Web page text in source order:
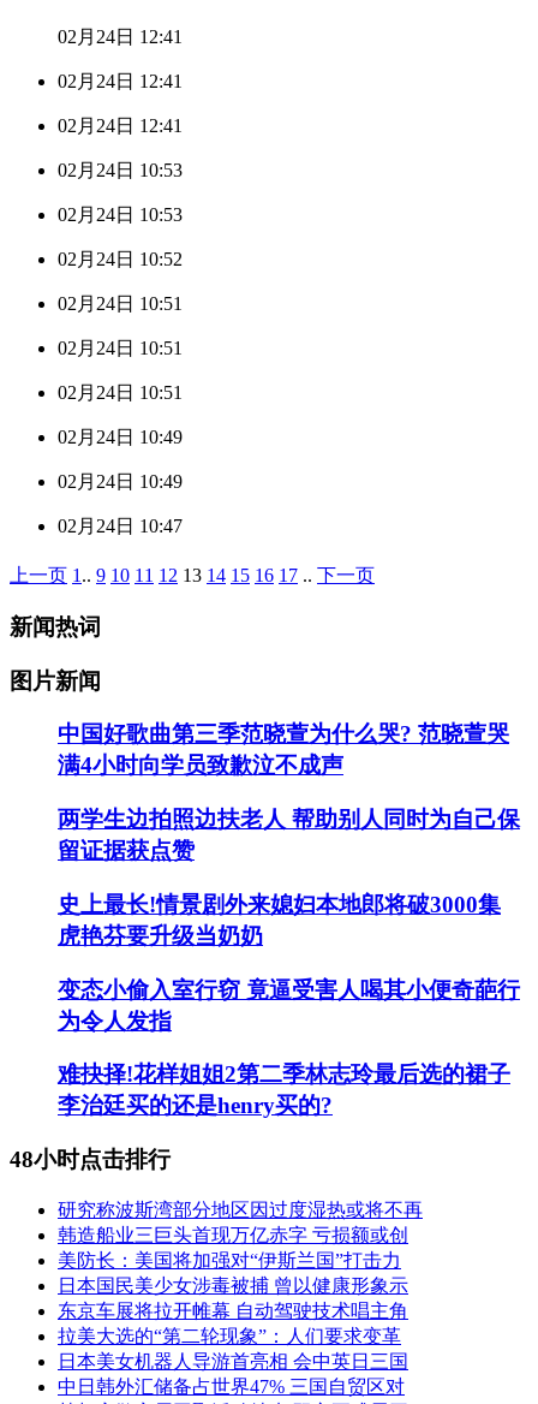
02月24日 12:41
02月24日 12:41
02月24日 12:41
02月24日 10:53
02月24日 10:53
02月24日 10:52
02月24日 10:51
02月24日 10:51
02月24日 10:51
02月24日 10:49
02月24日 10:49
02月24日 10:47
上一页 1 .. 9 10 11 12 13 14 15 16 17 .. 下一页
新闻热词
图片新闻
中国好歌曲第三季范晓萱为什么哭? 范晓萱哭
满4小时向学员致歉泣不成声
两学生边拍照边扶老人 帮助别人同时为自己保
留证据获点赞
史上最长!情景剧外来媳妇本地郎将破3000集
虎艳芬要升级当奶奶
变态小偷入室行窃 竟逼受害人喝其小便奇葩行
为令人发指
难抉择!花样姐姐2第二季林志玲最后选的裙子
李治廷买的还是henry买的?
48小时点击排行
研究称波斯湾部分地区因过度湿热或将不再
韩造船业三巨头首现万亿赤字 亏损额或创
美防长：美国将加强对“伊斯兰国”打击力
日本国民美少女涉毒被捕 曾以健康形象示
东京车展将拉开帷幕 自动驾驶技术唱主角
拉美大选的“第二轮现象”：人们要求变革
日本美女机器人导游首亮相 会中英日三国
中日韩外汇储备占世界47% 三国自贸区对